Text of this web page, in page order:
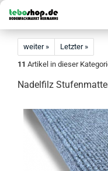
weiter »
Letzter »
11 Artikel in dieser
Nadelfilz